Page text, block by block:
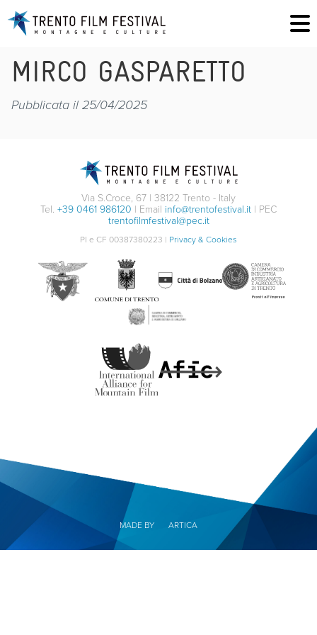
MIRCO GASPARETTO
Pubblicata il 25/04/2025
Via S.Croce, 67 | 38122 Trento - Italy
Tel. +39 0461 986120 | Email info@trentofestival.it | PEC
trentofilmfestival@pec.it
PI e CF 00387380223 | Privacy & Cookies
MADE BY ARTICA